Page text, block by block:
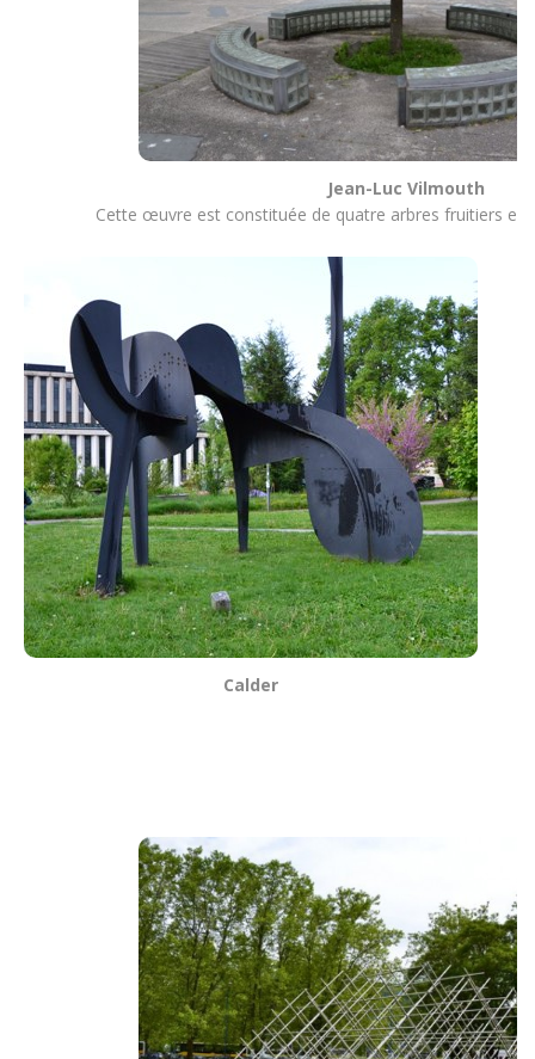
Jean-Luc Vilmouth
Cette œuvre est constituée de quatre arbres fruitiers
Calder